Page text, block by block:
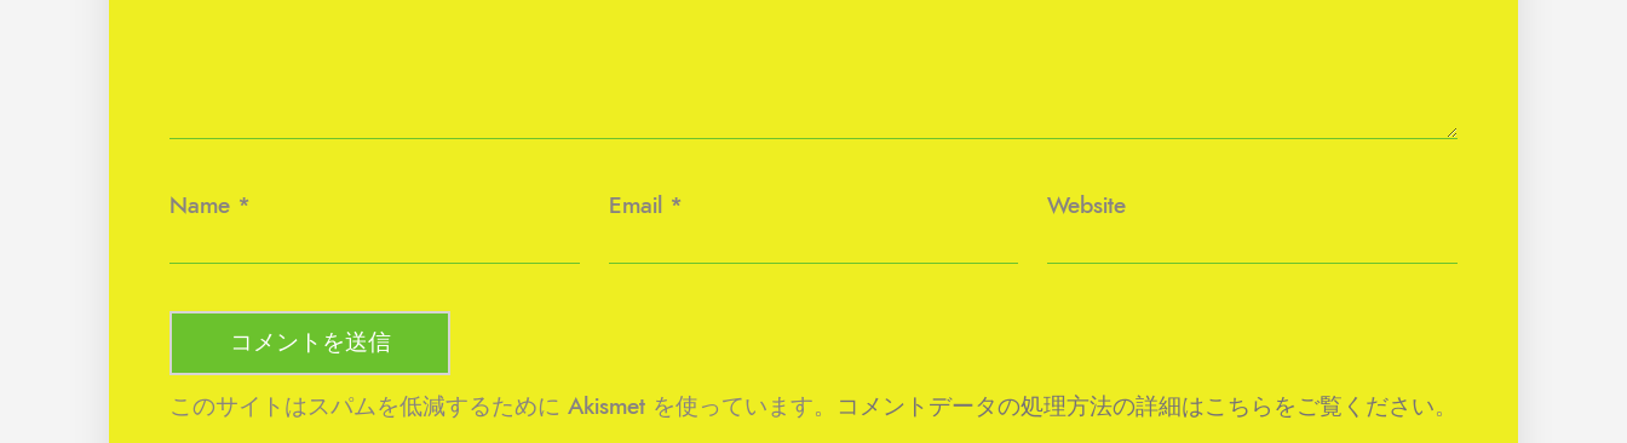
Name * Email * Website
このサイトはスパムを低減するために Akismet を使っています。 コメントデータの処理方法の詳細はこちらをご覧ください。